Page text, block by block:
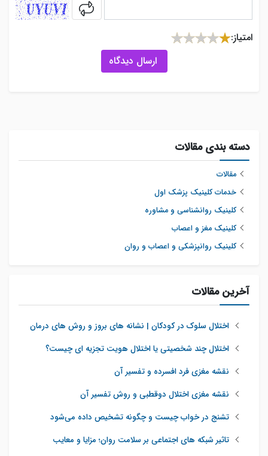
captcha
امتیاز:
ارسال دیدگاه
دسته بندی مقالات
مقالات
خدمات کلینیک پزشک اول
کلینیک روانشناسی و مشاوره
کلینیک مغز و اعصاب
کلینیک روانپزشکی و اعصاب و روان
آخرین مقالات
اختلال سلوک در کودکان | نشانه های بروز و روش های درمان
اختلال چند شخصیتی یا اختلال هویت تجزیه ای چیست؟
نقشه مغزی فرد افسرده و تفسیر آن
نقشه مغزی اختلال دوقطبی و روش تفسیر آن
تشنج در خواب چیست و چگونه تشخیص داده می‌شود
تاثیر شبکه‌ های اجتماعی بر سلامت روان؛ مزایا و معایب